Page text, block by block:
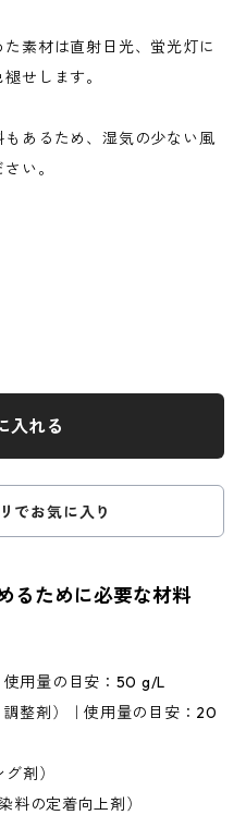
素材は直射日光、蛍光灯に
せします。
あるため、湿気の少ない風
い。
入れる
でお気に入り
るために必要な材料
用量の目安：50 g/L
整剤）｜使用量の目安：20
剤）
の定着向上剤）